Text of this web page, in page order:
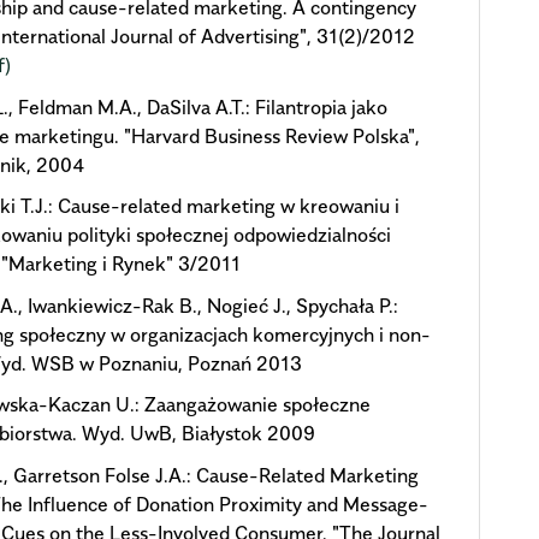
and cause-related marketing. A contingency
Journal of Advertising", 31(2)/2012
Feldman M.A., DaSilva A.T.: Filantropia jako
marketingu. "Harvard Business Review Polska",
2004
T.J.: Cause-related marketing w kreowaniu i
polityki społecznej odpowiedzialności
i Rynek" 3/2011
Iwankiewicz-Rak B., Nogieć J., Spychała P.:
społeczny w organizacjach komercyjnych i non-
WSB w Poznaniu, Poznań 2013
Kaczan U.: Zaangażowanie społeczne
Wyd. UwB, Białystok 2009
Garretson Folse J.A.: Cause-Related Marketing
Influence of Donation Proximity and Message-
on the Less-Involved Consumer. "The Journal